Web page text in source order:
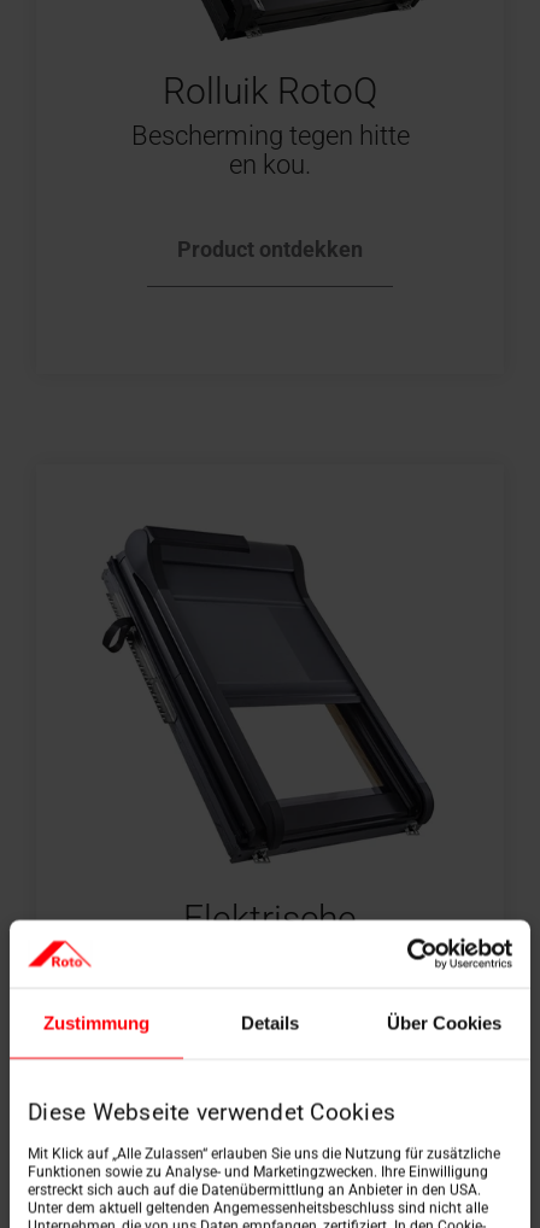
Zustimmung Details Über Cookies
Diese Webseite verwendet Cookies
Mit Klick auf „Alle Zulassen“ erlauben Sie uns die Nutzung für zusätzliche
Funktionen sowie zu Analyse- und Marketingzwecken. Ihre Einwilligung
erstreckt sich auch auf die Datenübermittlung an Anbieter in den USA.
Unter dem aktuell geltenden Angemessenheitsbeschluss sind nicht alle
Rolluik RotoQ
Bescherming tegen hitte
en kou.
Product ontdekken
Elektrische
tegen warmte
en niet-verblindend
Product ontdekken